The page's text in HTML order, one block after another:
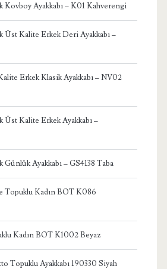
Kovboy Ayakkabı – K01 Kahverengi
Üst Kalite Erkek Deri Ayakkabı –
Erkek Klasik Ayakkabı – NV02
Üst Kalite Erkek Ayakkabı –
Ayakkabı – GS4138 Taba
Topuklu Kadın BOT K086
Kadın BOT K1002 Beyaz
Topuklu Ayakkabı 190330 Siyah